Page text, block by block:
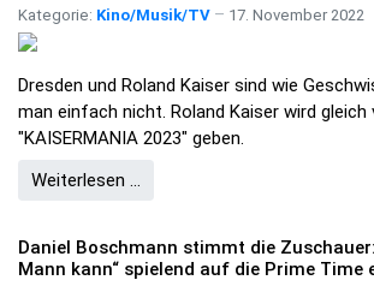
Kategorie: Kino/Musik/TV 17. November 2022
Dresden und Roland Kaiser sind wie
man einfach nicht. Roland Kaiser wird gleich
"KAISERMANIA 2023" geben.
Weiterlesen …
Daniel Boschmann stimmt die
Mann kann“ spielend auf die Prime Time